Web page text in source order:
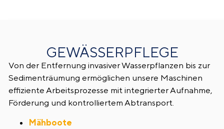
GEWÄSSERPFLEGE
Von der Entfernung invasiver Wasserpflanzen bis zur
Sedimenträumung ermöglichen unsere Maschinen
effiziente Arbeitsprozesse mit integrierter Aufnahme,
Förderung und kontrolliertem Abtransport.
Mähboote